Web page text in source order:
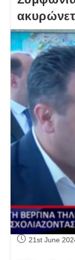
Post21st June